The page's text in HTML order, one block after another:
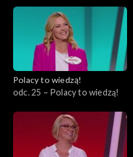
Polacy to wiedzą!
odc. 25 – Polacy to wiedzą!